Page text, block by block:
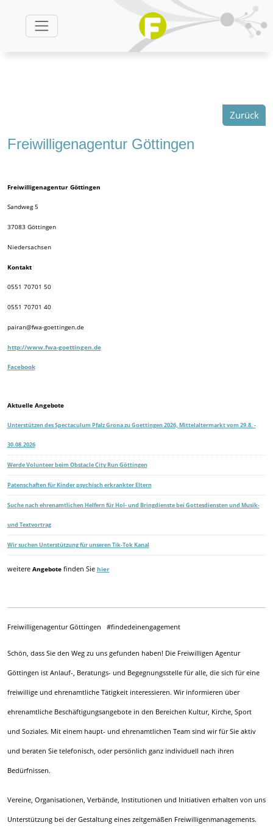
Zurück
Freiwilligenagentur Göttingen
Freiwilligenagentur Göttingen
Sandweg 5
37083 Göttingen
Niedersachsen
Kontakt
0551 70701 50
0551 70701 40
pairan@fwa-goettingen.de
http://www.fwa-goettingen.de
Facebook
Aktuelle Angebote
Unterstützen des Spectaculum Pfalz Grona zu Goettingen 2026, Mittelaltermarkt vom 29.8. -
30.08.2026
Werde Volunteer beim Obstacle City Run Göttingen
Patenschaften für Kinder psychisch erkrankter Eltern
Suche nach ehrenamtlichen Helfern für Hol- und Bringdienste bei Gottesdiensten und Musik-
und Textvortrag
Wir suchen Unterstützung für unseren Tik-Tok Kanal
weitere Angebotefinden Sie hier
Freiwilligenagentur Göttingen #findedeinengagement
Schön, dass Sie den Weg zu uns gefunden haben! Die Freiwilligen Agentur
Göttingen ist Anlauf-, Beratungs- und Begegnungsstelle für alle, die sich für eine
freiwillige und ehrenamtliche Tätigkeit interessieren. Wir informieren über
ehrenamtliche Beschäftigungsangebote in den Bereichen Kultur, Kirche, Sport
und Soziales. Mit einem haupt- und ehrenamtlichen Team sind wir für Sie aktiv
und beraten Sie telefonisch, oder persönlich ganz individuell nach ihren
Bedürfnissen.
Vereine, Organisationen, Verbände, Institutionen und Initiativen erhalten von uns
Unterstützung bei der Gestaltung eines zeitgemäßen Freiwilligenmanagements.